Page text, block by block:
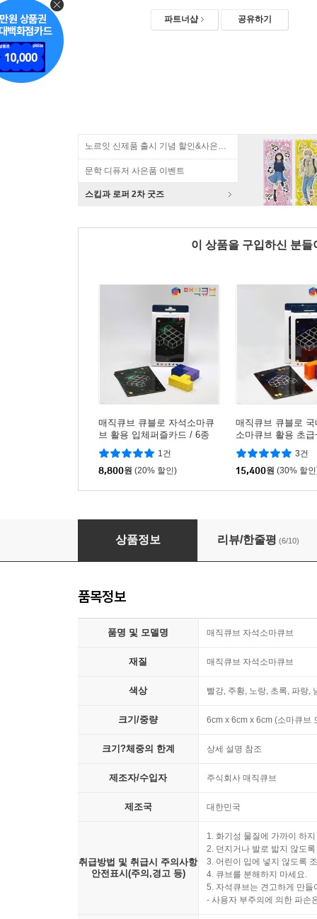
파트너샵 공유하기
노르잇 신제품 출시 기념 할인&사은품 증정!
문학 디퓨저 사은품 이벤트
스킵과 로퍼 2차 굿즈
이 상품을 구입하신 분
매직큐브 큐블로 자석소마큐
브 활용 입체퍼즐카드 / 6종
택1 (소마큐브 미포함)
1건
8,800원 (20% 할인)
매직큐브 큐블로
소마큐브 활용 초
드 (소마큐브 미포
3건
15,400원 (30% 할
매직큐브 큐블로 자석소마큐브
상품정보 리뷰/한줄평 (6/10)
품목정보
품명 및 모델명 매직큐브 자석소마큐브
재질 매직큐브 자석소마큐브
색상 빨강, 주황, 노랑, 초록, 파랑,
크기/중량 6cm x 6cm x 6cm (소마큐브
크기?체중의 한계 상세 설명 참조
제조자/수입자 주식회사 매직큐브
제조국 대한민국
취급방법 및 취급시 주의사항
안전표시(주의,경고 등)
1. 화기성 물질에 가까이 하
2. 던지거나 발로 밟지 않도
3. 어린이 입에 넣지 않도록
4. 큐브를 분해하지 마세요.
5. 자석큐브는 견고하게 만
- 사용자 부주의에 의한 파손